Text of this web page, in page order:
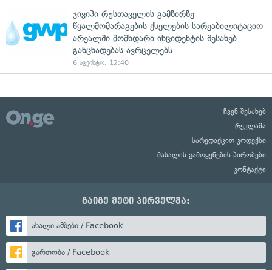
ჯივიპი რუსთაველის გამზირზე
წყალმომარაგების ქსელების სარეაბილიტაციო
არეალში მომხდარი ინციდენტის შესახებ
განცხადებას ავრცელებს
6 აგვისტო, 12:40
ჩვენ შესახებ
რეკლამა
სარედაქციო კოდექსი
მასალის გამოყენების პირობები
კონტაქტი
გაიგე მეტი პირველმა:
ახალი ამბები / Facebook
გართობა / Facebook